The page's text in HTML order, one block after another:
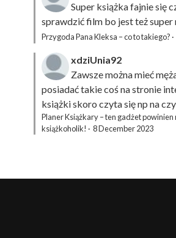
Super książka fajnie się
sprawdzić film bo jest też super
Przygoda Pana Kleksa – co to takiego? ·
xdziUnia92
Zawsze można mieć
posiadać takie coś na stronie
książki skoro czyta się np na
Planer Książkary – ten gadżet
książkoholik! · 8 December 2023